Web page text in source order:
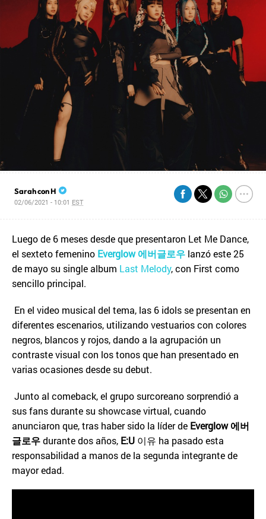
Sarah con H
02/06/2021 - 10:01 EST
Luego de 6 meses desde que presentaron Let Me Dance,
el sexteto femenino Everglow 에버글로우 lanzó este 25
de mayo su single album Last Melody, con First como
sencillo principal.
En el video musical del tema, las 6 idols se presentan en
diferentes escenarios, utilizando vestuarios con colores
negros, blancos y rojos, dando a la agrupación un
contraste visual con los tonos que han presentado en
varias ocasiones desde su debut.
Junto al comeback, el grupo surcoreano sorprendió a
sus fans durante su showcase virtual, cuando
anunciaron que, tras haber sido la líder de Everglow 에버
글로우durante dos años, E:U 이유 ha pasado esta
responsabilidad a manos de la segunda integrante de
mayor edad.